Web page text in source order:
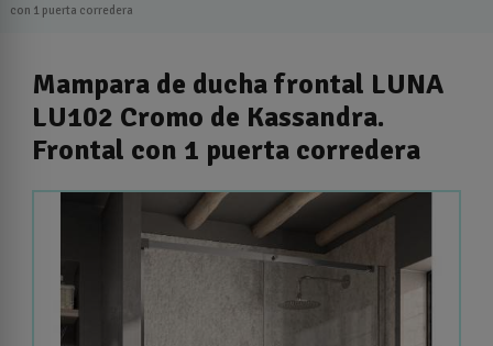
con 1 puerta corredera
Mampara de ducha frontal LUNA
LU102 Cromo de Kassandra.
Frontal con 1 puerta corredera